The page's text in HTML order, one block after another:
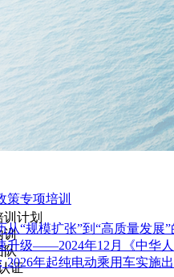
计划
训
队
证
策专项培训
从“规模扩张”到“高质量发
升级——2024年12月《中华
2026年起纯电动乘用车实施